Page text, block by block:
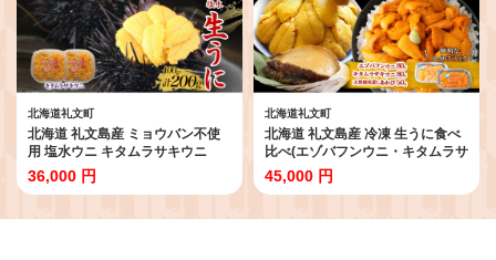
北海道礼文町
北海道 礼文島産 ミョウバン不使
用 塩水ウニ キタムラサキウニ
100g×2パック［野崎水産］【 う
に ウニ 雲丹 生うに 塩水うに ムラ
丼 濃厚 甘み 産地直送 】
36,000 円
北海道礼文町
北海道 礼文島産 冷凍 生うに食べ
比べ(エゾバフンウニ・キタムラサ
キウニ 80g×各1個) ＆ 蒸しあわび
50g［野崎水産］【 うに ウニ 雲
わび 海鮮 食べ比べ 贈答 ギフト 】
45,000 円